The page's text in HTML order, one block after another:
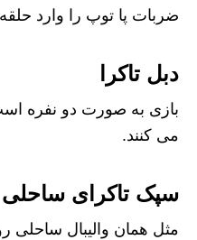
ضربات پا توپ را وارد حلقه
دبل تاکرا
بازی به صورت دو نفره
می کنند.
سپک تاکرای ساحلی
مثل همان والیبال